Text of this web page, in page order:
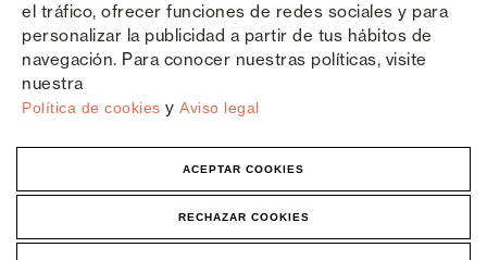
el tráfico, ofrecer funciones de redes sociales y para
personalizar la publicidad a partir de tus hábitos de
navegación. Para conocer nuestras políticas, visite
nuestra
Política de cookies y Aviso legal
ACEPTAR COOKIES
RECHAZAR COOKIES
Copyright © Saxun 2023 - 2026 Política de privacidad Aviso legal Cookies